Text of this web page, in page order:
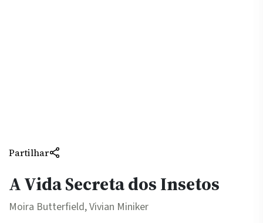
Partilhar
A Vida Secreta dos Insetos
Moira Butterfield, Vivian Miniker